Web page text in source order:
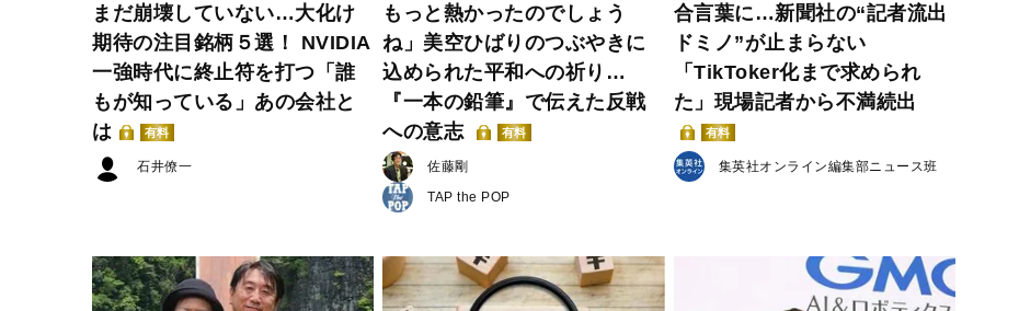
まだ崩壊していない…大化け
期待の注目銘柄５選！ NVIDIA
一強時代に終止符を打つ「誰
もが知っている」あの会社と
は
有料
石井僚一
もっと熱かったのでしょう
ね」美空ひばりのつぶやきに
込められた平和への祈り…
『一本の鉛筆』で伝えた反戦
への意志
有料
佐藤剛
TAP the POP
合言葉に…新聞社の“記者流出
ドミノ”が止まらない
「TikToker化まで求められ
た」現場記者から不満続出
有料
集英社オンライン編集部ニュース班